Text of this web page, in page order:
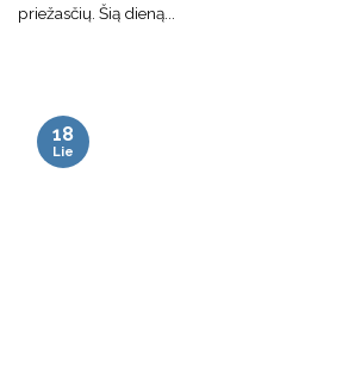
priežasčių. Šią dieną...
18
Lie